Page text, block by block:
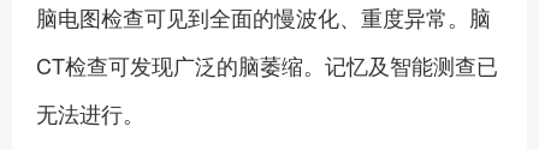
脑电图检查可见到全面的慢波化、重度异常。脑
CT检查可发现广泛的脑萎缩。记忆及智能测查已
无法进行。